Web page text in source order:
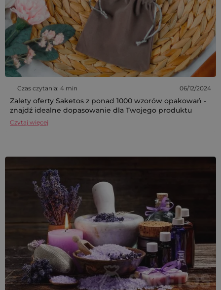
Czas czytania: 4 min 06/12/2024
Zalety oferty Saketos z ponad 1000 wzorów opakowań -
znajdź idealne dopasowanie dla Twojego produktu
Czytaj więcej